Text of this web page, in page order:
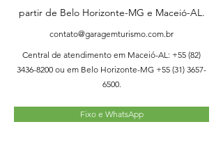
partir de Belo Horizonte-MG e Maceió-AL.
contato@garagemturismo.com.br
Central de atendimento em Maceió-AL: +55 (82)
3436-8200 ou em Belo Horizonte-MG +55 (31) 3657-
6500.
Fixo e WhatsApp